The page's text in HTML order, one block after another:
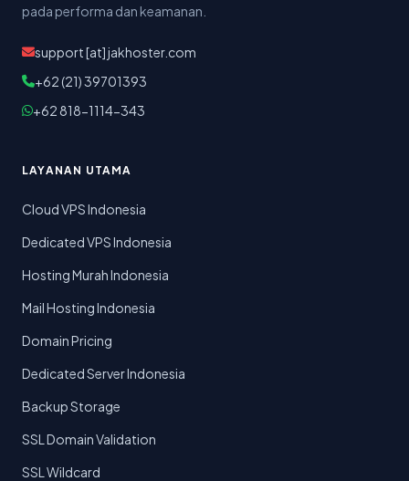
pada performa dan keamanan.
support [at] jakhoster.com
+62 (21) 39701393
+62 818-1114-343
LAYANAN UTAMA
Cloud VPS Indonesia
Dedicated VPS Indonesia
Hosting Murah Indonesia
Mail Hosting Indonesia
Domain Pricing
Dedicated Server Indonesia
Backup Storage
SSL Domain Validation
SSL Wildcard